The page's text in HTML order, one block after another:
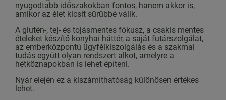
nyugodtabb időszakokban fontos, hanem akkor is,
amikor az élet kicsit sűrűbbé válik.
A glutén-, tej- és tojásmentes fókusz, a csakis mentes
ételeket készítő konyhai háttér, a saját futárszolgálat,
az emberközpontú ügyfélkiszolgálás és a szakmai
tudás együtt olyan rendszert alkot, amelyre a
hétköznapokban is lehet építeni.
Nyár elején ez a kiszámíthatóság különösen értékes
lehet.